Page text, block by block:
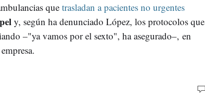
que trasladan a pacientes no urgentes
y, según ha denunciado López, los protocolos que
–"ya vamos por el sexto", ha asegurado–, en